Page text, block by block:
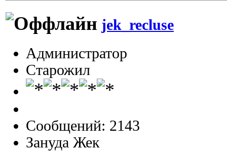
jek_recluse
Администратор
Старожил
Сообщений: 2143
Зануда Жек